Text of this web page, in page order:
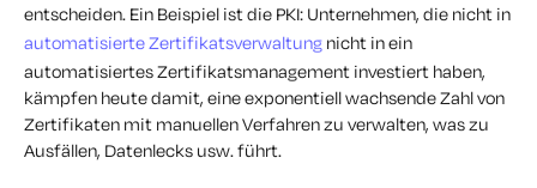
entscheiden. Ein Beispiel ist die PKI: Unternehmen, die nicht in
automatisierte Zertifikatsverwaltung nicht in ein
automatisiertes Zertifikatsmanagement investiert haben,
kämpfen heute damit, eine exponentiell wachsende Zahl von
Zertifikaten mit manuellen Verfahren zu verwalten, was zu
Ausfällen, Datenlecks usw. führt.